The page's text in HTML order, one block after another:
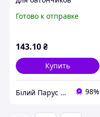
Форма батончик
Силиконовая фор
Готово к отправке
143.10₴
Купить
Білий Парус HoReCa та B2B комплексне обслуговування 98%